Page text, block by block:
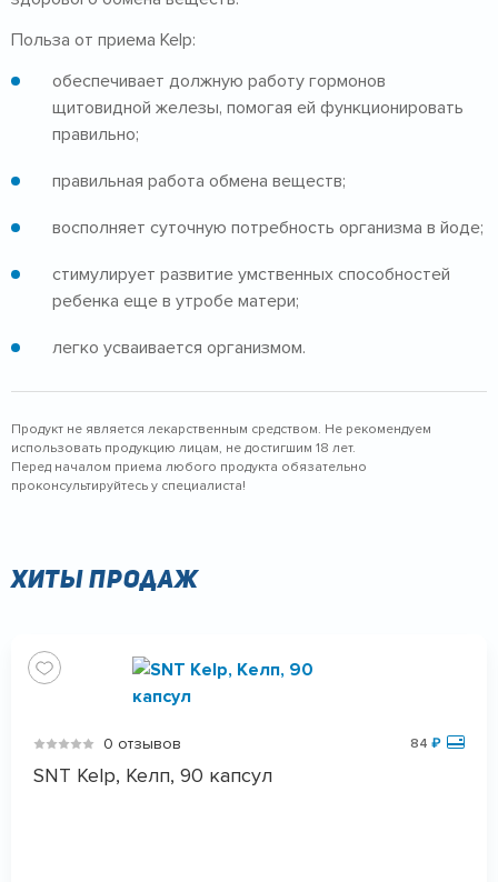
Польза от приема Kelp:
обеспечивает должную работу гормонов
щитовидной железы, помогая ей функционировать
правильно;
правильная работа обмена веществ;
восполняет суточную потребность организма в йоде;
стимулирует развитие умственных способностей
ребенка еще в утробе матери;
легко усваивается организмом.
Продукт не является лекарственным средством. Не рекомендуем
использовать продукцию лицам, не достигшим 18 лет.
Перед началом приема любого продукта обязательно
проконсультируйтесь у специалиста!
Хиты продаж
0 отзывов 84 ₽
SNT Kelp, Келп, 90 капсул